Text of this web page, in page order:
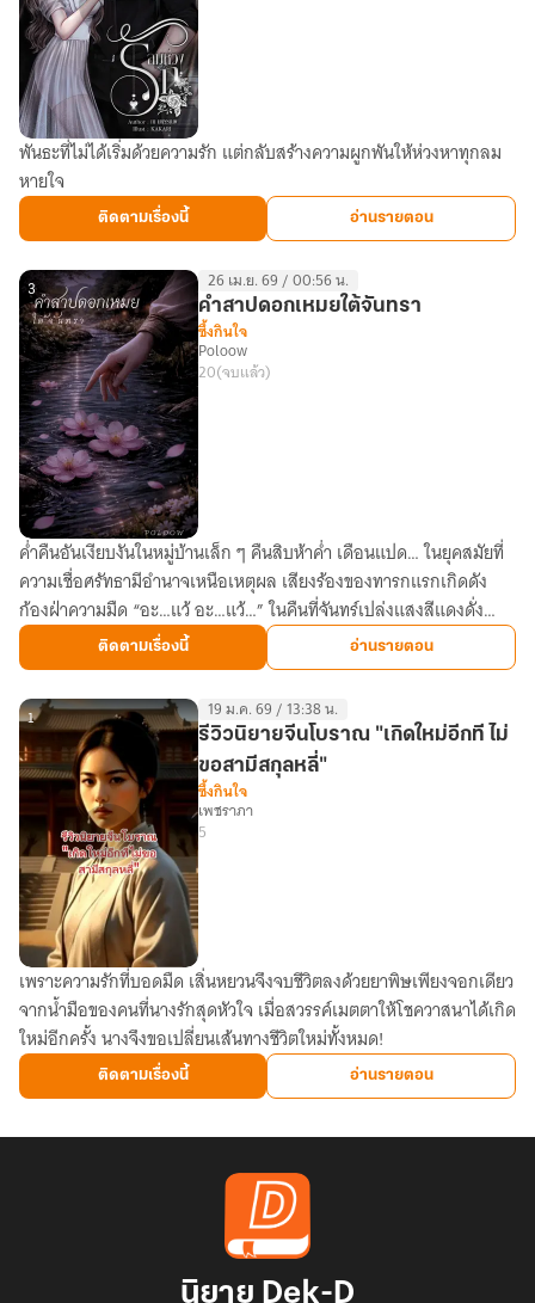
ลม
ห่วง
รัก
(E-
Book)
พันธะที่ไม่ได้เริ่มด้วยความรัก แต่กลับสร้างความผูกพันให้ห่วงหาทุกลม
หายใจ
ติดตามเรื่องนี้ อ่านรายตอน
คำ
สาป
ดอก
เหม
ย
ใต้
จันทรา
3 26 เม.ย. 69 / 00:56 น.
คำสาปดอกเหมยใต้จันทรา
ซึ้งกินใจ
Poloow
20(จบแล้ว)
ค่ำคืนอันเงียบงันในหมู่บ้านเล็ก ๆ คืนสิบห้าค่ำ เดือนแปด… ในยุคสมัยที่
ความเชื่อศรัทธามีอำนาจเหนือเหตุผล เสียงร้องของทารกแรกเกิดดัง
ก้องฝ่าความมืด “อะ…แว้ อะ…แว้…” ในคืนที่จันทร์เปล่งแสงสีแดงดั่ง
โลหิต
ติดตามเรื่องนี้ อ่านรายตอน
รีวิว
นิยาย
จีน
โบราณ
"เกิด
1 19 ม.ค. 69 / 13:38 น.
รีวิวนิยายจีนโบราณ "เกิดใหม่อีกที ไม่
ขอสามีสกุลหลี่"
ซึ้งกินใจ
เพชราภา
5
เพราะความรักที่บอดมืด เสิ่นหยวนจึงจบชีวิตลงด้วยยาพิษเพียงจอกเดียว
จากน้ำมือของคนที่นางรักสุดหัวใจ เมื่อสวรรค์เมตตาให้โชควาสนาได้เกิด
ใหม่อีกครั้ง นางจึงขอเปลี่ยนเส้นทางชีวิตใหม่ทั้งหมด!
ติดตามเรื่องนี้ อ่านรายตอน
นิยาย Dek-D